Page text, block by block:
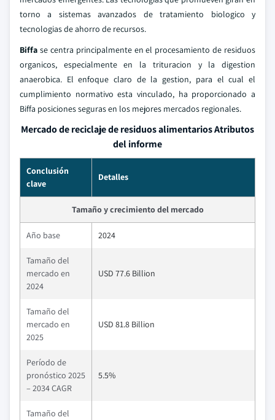
torno a sistemas avanzados de tratamiento biologico y
tecnologias de ahorro de recursos.
Biffa se centra principalmente en el procesamiento de residuos
organicos, especialmente en la trituracion y la digestion
anaerobica. El enfoque claro de la gestion, para el cual el
cumplimiento normativo esta vinculado, ha proporcionado a
Biffa posiciones seguras en los mejores mercados regionales.
Mercado de reciclaje de residuos alimentarios Atributos
del informe
Conclusión
clave
Detalles
Tamaño y crecimiento del mercado
Año base 2024
Tamaño del
mercado en
2024
USD 77.6 Billion
Tamaño del
mercado en
2025
USD 81.8 Billion
Período de
pronóstico 2025
– 2034 CAGR
5.5%
Tamaño del